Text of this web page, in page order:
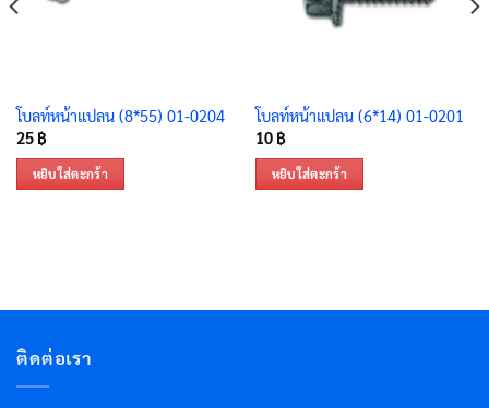
โบลท์หน้าแปลน (8*55) 01-0204
25 ฿
หยิบใส่ตะกร้า
โบลท์หน้าแปลน (6*14) 01-0201
10 ฿
หยิบใส่ตะกร้า
ติดต่อเรา